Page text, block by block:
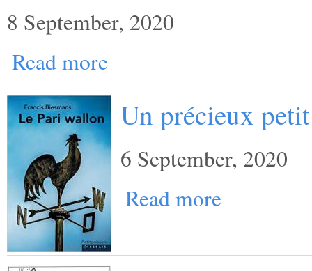
8 September, 2020
Read more
Un précieux
6 September, 2020
Read more